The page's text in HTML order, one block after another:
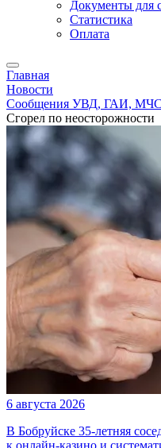
Документы для
Статистика
Оплата
Главная
Новости
Сообщения УВД, ГАИ,
Сгорел по неосторожности
6 августа 2026
В Бобруйске 35-летняя
к онлайн-казино и